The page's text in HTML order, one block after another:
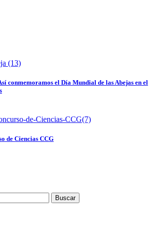
conmemoramos el Día Mundial de las Abejas en el
de Ciencias CCG